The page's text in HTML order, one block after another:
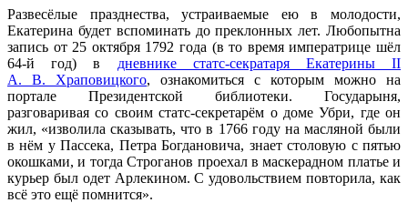
Развесёлые празднества, устраиваемые ею в молодости,
Екатерина будет вспоминать до преклонных лет. Любопытна
запись от 25 октября 1792 года (в то время императрице шёл
64-й год) в дневнике статс-секратаря Екатерины II
А. В. Храповицкого, ознакомиться с которым можно на
портале Президентской библиотеки. Государыня,
разговаривая со своим статс-секретарём о доме Убри, где он
жил, «изволила сказывать, что в 1766 году на масляной были
в нём у Пассека, Петра Богдановича, знает столовую с пятью
окошками, и тогда Строганов проехал в маскерадном платье и
курьер был одет Арлекином. С удовольствием повторила, как
всё это ещё помнится».